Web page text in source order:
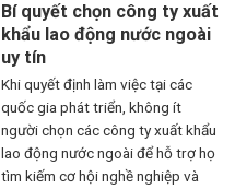
Bí quyết chọn công ty xuất
khẩu lao động nước ngoài
uy tín
Khi quyết định làm việc tại các
quốc gia phát triển, không ít
người chọn các công ty xuất khẩu
lao động nước ngoài để hỗ trợ họ
tìm kiếm cơ hội nghề nghiệp và